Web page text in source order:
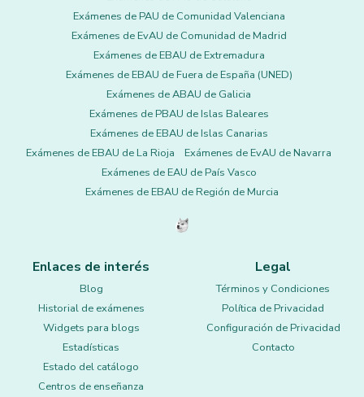
Exámenes de PAU de Comunidad Valenciana
Exámenes de EvAU de Comunidad de Madrid
Exámenes de EBAU de Extremadura
Exámenes de EBAU de Fuera de España (UNED)
Exámenes de ABAU de Galicia
Exámenes de PBAU de Islas Baleares
Exámenes de EBAU de Islas Canarias
Exámenes de EBAU de La Rioja
Exámenes de EvAU de Navarra
Exámenes de EAU de País Vasco
Exámenes de EBAU de Región de Murcia
Enlaces de interés
Blog
Historial de exámenes
Widgets para blogs
Estadísticas
Estado del catálogo
Centros de enseñanza
Legal
Términos y Condiciones
Política de Privacidad
Configuración de Privacidad
Contacto